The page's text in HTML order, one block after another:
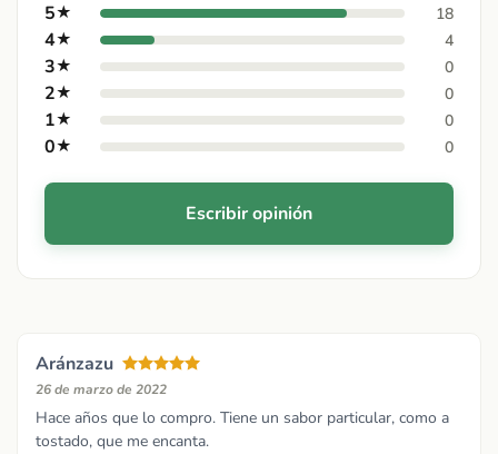
5★ 18
4★ 4
3★ 0
2★ 0
1★ 0
0★ 0
Escribir opinión
Aránzazu
26 de marzo de 2022
Hace años que lo compro. Tiene un sabor particular, como a
tostado, que me encanta.